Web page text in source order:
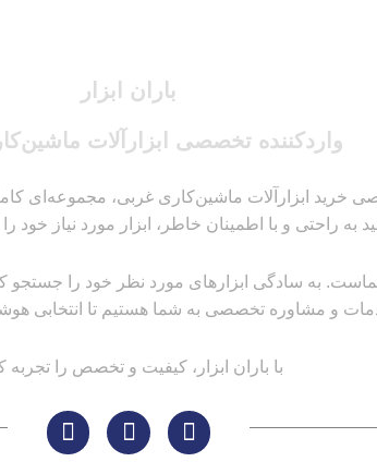
باران ابزار
واردکننده تخصصی ابزارآلات
خرید ابزارآلات ماشین‌کاری غربی، مجموعه‌ای کامل
به راحتی و با اطمینان خاطر، ابزار مورد نیاز خود
به سادگی ابزارهای مورد نظر خود را جستجو
و مشاوره تخصصی به شما هستیم تا انتخابی
با باران ابزار، کیفیت و تخصص را تجربه